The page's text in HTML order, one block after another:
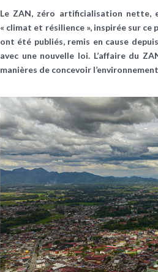
Le ZAN, zéro artificialisation nette,
« climat et résilience », inspirée sur
ont été publiés, remis en cause
avec une nouvelle loi. L’affaire du
manières de concevoir